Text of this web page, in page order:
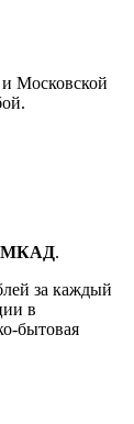
Московской
МКАД.
за каждый
в
бытовая